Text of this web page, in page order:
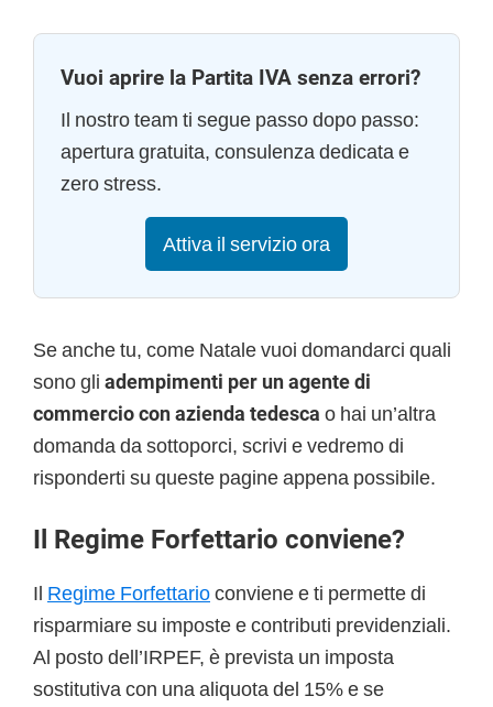
Vuoi aprire la Partita IVA senza errori?
Il nostro team ti segue passo dopo passo:
apertura gratuita, consulenza dedicata e
zero stress.
Attiva il servizio ora
Se anche tu, come Natale vuoi domandarci quali
sono gli adempimenti per un agente di
commercio con azienda tedesca o hai un’altra
domanda da sottoporci, scrivi e vedremo di
risponderti su queste pagine appena possibile.
Il Regime Forfettario conviene?
Il Regime Forfettarioconviene e ti permette di
risparmiare su imposte e contributi previdenziali.
Al posto dell’IRPEF, è prevista un imposta
sostitutiva con una aliquota del 15% e se